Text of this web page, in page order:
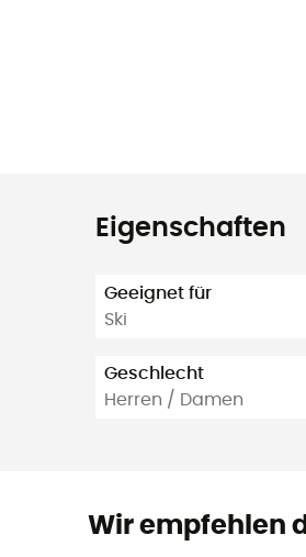
Eigenschaften
Geeignet für
Ski
Geschlecht
Herren / Damen
Wir empfehlen